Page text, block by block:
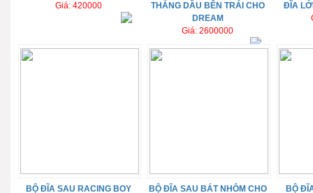
Giá: 420000
THẮNG DẦU BÊN TRÁI CHO
DREAM
Giá: 2600000
ĐĨA
BỘ ĐĨA SAU RACING BOY
BỘ ĐĨA SAU BÁT NHÔM CHO
BỘ